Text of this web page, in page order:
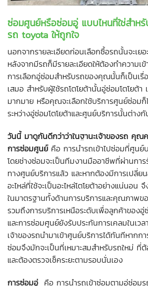
ซ่อมศูนย์หรือซ่อมอู่ แบบไหนที่ใช่สำห
รถ toyota ให้ถูกใจ
นอกจากรายละเอียดก่อนเลือกซื้อรถนั้นจะเย
หลังจากมีรถก็มีรายละเอียดให้ต้องทำความเ
การเลือกอู่ซ่อมสำหรับรถของคุณนั้นก็เป็นเ
เสมอ สำหรับผู้ใช้รถโตโยต้านั้นอู่ซ่อมโตโยต้า
มากมาย หรือคุณจะเลือกใช้บริการศูนย์ซ่อม
ระหว่างอู่ซ่อมโตโยต้าและศูนย์บริการนั้นต่างกั
วันนี้ มาดูกันดีกว่าว่าในฐานะเจ้าของรถ คุณ
การซ่อมศูนย์คือ การนำรถเข้าไปซ่อมที่ศูนย์บ
โดยช่างซ่อมจะเป็นทีมงานมืออาชีพที่ผ่านกา
ทางศูนย์บริการแล้ว และหากต้องมีการเปลี่ยน
อะไหล่ที่ใช้จะเป็นอะไหล่โตโยต้าอย่างแน่นอน
ในมาตรฐานทั้งด้านการบริการและคุณภาพขอ
รวมถึงการบริการเหนือระดับเพื่อลูกค้าของอู่
และการซ่อมศูนย์ยังรับประกันการเคลมในเวล
เจ้าของรถนำมาเข้าศูนย์บริการได้ทันทีหาก
ซ่อมจึงมักจะเป็นที่เหมาะสมสำหรับรถใหม่ ที่ต้
และต้องตรวจเช็คระยะตามรอบนั่นเอง
การซ่อมอู่ คือ การนำรถเข้าซ่อมตามอู่ซ่อม